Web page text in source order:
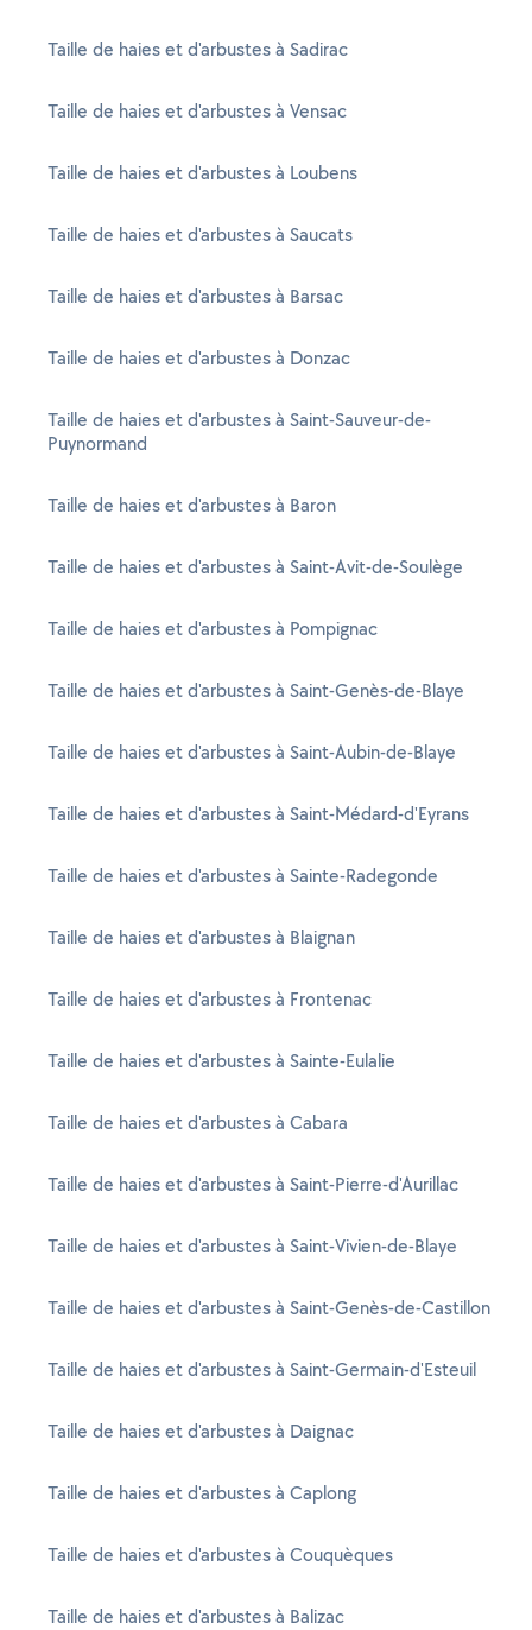
Taille de haies et d'arbustes à Sadirac
Taille de haies et d'arbustes à Vensac
Taille de haies et d'arbustes à Loubens
Taille de haies et d'arbustes à Saucats
Taille de haies et d'arbustes à Barsac
Taille de haies et d'arbustes à Donzac
Taille de haies et d'arbustes à Saint-Sauveur-de-
Puynormand
Taille de haies et d'arbustes à Baron
Taille de haies et d'arbustes à Saint-Avit-de-Soulège
Taille de haies et d'arbustes à Pompignac
Taille de haies et d'arbustes à Saint-Genès-de-Blaye
Taille de haies et d'arbustes à Saint-Aubin-de-Blaye
Taille de haies et d'arbustes à Saint-Médard-d'Eyrans
Taille de haies et d'arbustes à Sainte-Radegonde
Taille de haies et d'arbustes à Blaignan
Taille de haies et d'arbustes à Frontenac
Taille de haies et d'arbustes à Sainte-Eulalie
Taille de haies et d'arbustes à Cabara
Taille de haies et d'arbustes à Saint-Pierre-d'Aurillac
Taille de haies et d'arbustes à Saint-Vivien-de-Blaye
Taille de haies et d'arbustes à Saint-Genès-de-Castillon
Taille de haies et d'arbustes à Saint-Germain-d'Esteuil
Taille de haies et d'arbustes à Daignac
Taille de haies et d'arbustes à Caplong
Taille de haies et d'arbustes à Couquèques
Taille de haies et d'arbustes à Balizac